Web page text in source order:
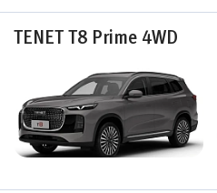
TENET T8 Prime 4WD